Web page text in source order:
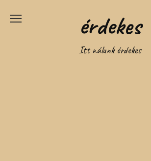
érdekes
Itt nálunk érdekes